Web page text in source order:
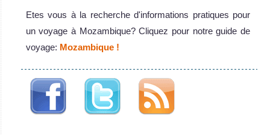
Etes vous à la recherche d'informations pratiques pour
un voyage à Mozambique? Cliquez pour notre guide de
voyage: Mozambique !